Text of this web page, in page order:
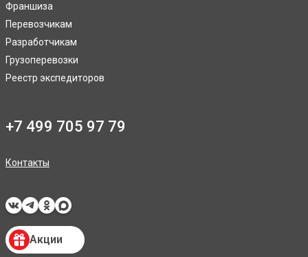
Франшиза
Перевозчикам
Разработчикам
Грузоперевозки
Реестр экспедиторов
+7 499 705 97 79
Контакты
Акции